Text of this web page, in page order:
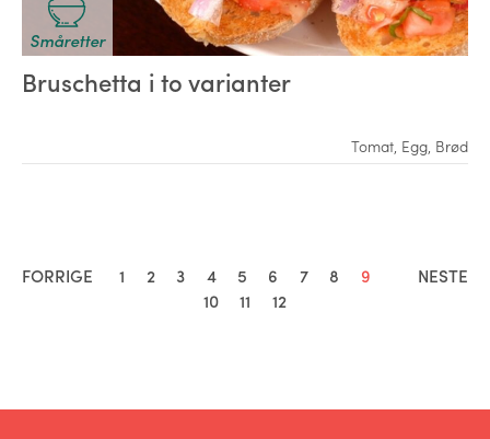
Småretter
Bruschetta i to varianter
Tomat Egg Brød
FORRIGE 1 2 3 4 5 6 7 8
9
10
11 12
NESTE